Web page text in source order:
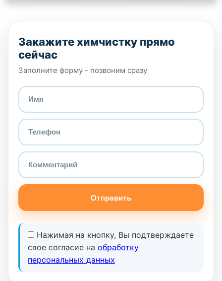
Закажите химчистку прямо
сейчас
Заполните форму - позвоним сразу
Отправить
Нажимая на кнопку, Вы подтверждаете
свое согласие на обработку
персональных данных